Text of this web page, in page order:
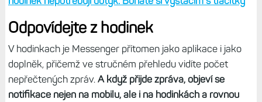
neobtěžoval - což je můj případ.
Jediný model, kde si musíte vystačit bez dotyku, jsou
Forerunnery 255, které se ovládají pouze tlačítky.Tam si
budete zprávy spíše jen číst, nebo odpovídat těmi
přednastavenými. Pomocí tlačítka zkrátka napsat